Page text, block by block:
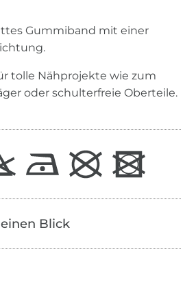
Gummiband mit einer
tolle Nähprojekte wie zum
oder schulterfreie Oberteile.
Blick